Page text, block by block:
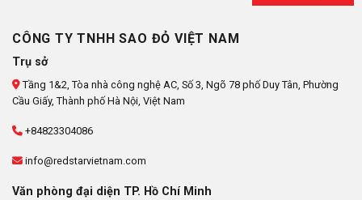
CÔNG TY TNHH SAO ĐỎ VIỆT NAM
Trụ sở
Tầng 1&2, Tòa nhà công nghệ AC, Số 3, Ngõ 78 phố Duy Tân, Phường
Cầu Giấy, Thành phố Hà Nội, Việt Nam
+84823304086
info@redstarvietnam.com
Văn phòng đại diện TP. Hồ Chí Minh